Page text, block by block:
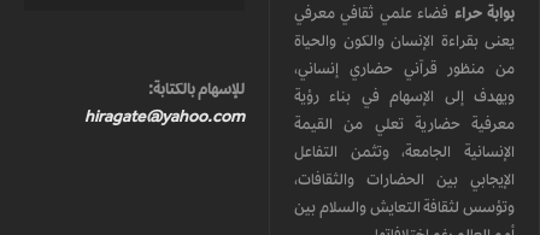
بوابة حراء فضاء علمي ثقافي معرفي
يعنى بقراءة الإنسان والكون والحياة
من منظور قرآني حضاري إنساني،
ويهدف إلى الإسهام في بناء رؤية
معرفية حضارية تعلي من القيمة
الإنسانية الجامعة، وتثمن التفاعل
الإيجابي بين الحضارات والثقافات،
وتؤسس لثقافة التعايش والسلام بين
للإسهام بالكتابة:
hiragate@yahoo.com